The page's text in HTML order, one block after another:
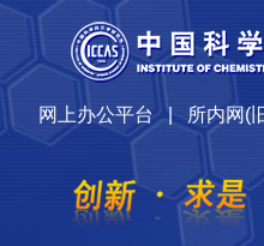
网上办公平台|所内网(